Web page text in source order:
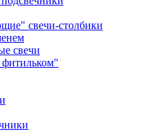
свечи-столбики
свечи